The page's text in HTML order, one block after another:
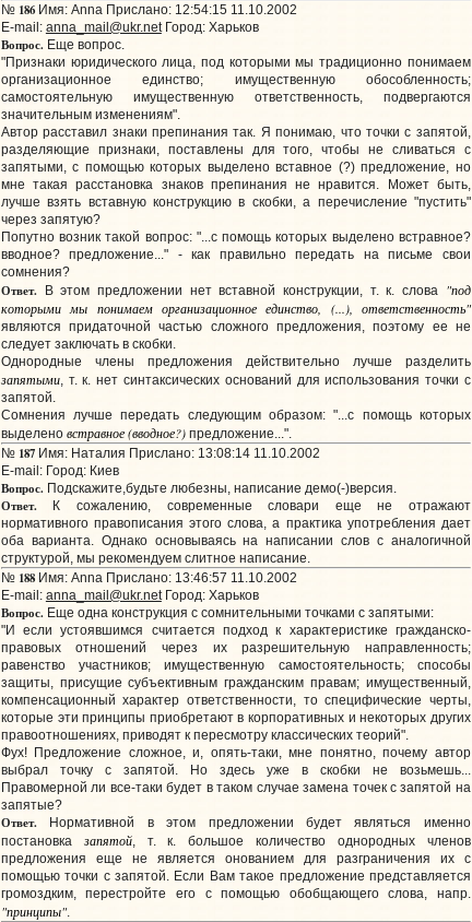
№ 186Имя: Anna Прислано: 12:54:15 11.10.2002
E-mail: anna_mail@ukr.netГород: Харьков
Вопрос.Еще вопрос.
"Признаки юридического лица, под которыми мы традиционно понимаем
организационное единство; имущественную обособленность;
самостоятельную имущественную ответственность, подвергаются
значительным изменениям".
Автор расставил знаки препинания так. Я понимаю, что точки с запятой,
разделяющие признаки, поставлены для того, чтобы не сливаться с
запятыми, с помощью которых выделено вставное (?) предложение, но
мне такая расстановка знаков препинания не нравится. Может быть,
лучше взять вставную конструкцию в скобки, а перечисление "пустить"
через запятую?
Попутно возник такой вопрос: "...с помощь которых выделено встравное?
вводное? предложение..." - как правильно передать на письме свои
сомнения?
Ответ.В этом предложении нет вставной конструкции, т. к. слова "под
которыми мы понимаем организационное единство, (...), ответственность"
являются придаточной частью сложного предложения, поэтому ее не
следует заключать в скобки.
Однородные члены предложения действительно лучше разделить
запятыми, т. к. нет синтаксических оснований для использования точки с
запятой.
Сомнения лучше передать следующим образом: "...с помощь которых
выделено встравное (вводное?)предложение...".
№ 187Имя: Наталия Прислано: 13:08:14 11.10.2002
E-mail: Город: Киев
Вопрос.Подскажите,будьте любезны, написание демо(-)версия.
Ответ.К сожалению, современные словари еще не отражают
нормативного правописания этого слова, а практика употребления дает
оба варианта. Однако основываясь на написании слов с аналогичной
структурой, мы рекомендуем слитное написание.
№ 188Имя: Anna Прислано: 13:46:57 11.10.2002
E-mail: anna_mail@ukr.netГород: Харьков
Вопрос.Еще одна конструкция с сомнительными точками с запятыми:
"И если устоявшимся считается подход к характеристике гражданско-
правовых отношений через их разрешительную направленность;
равенство участников; имущественную самостоятельность; способы
защиты, присущие субъективным гражданским правам; имущественный,
компенсационный характер ответственности, то специфические черты,
которые эти принципы приобретают в корпоративных и некоторых других
правоотношениях, приводят к пересмотру классических теорий".
Фух! Предложение сложное, и, опять-таки, мне понятно, почему автор
выбрал точку с запятой. Но здесь уже в скобки не возьмешь...
Правомерной ли все-таки будет в таком случае замена точек с запятой на
запятые?
Ответ.Нормативной в этом предложении будет являться именно
постановка запятой, т. к. большое количество однородных членов
предложения еще не является онованием для разграничения их с
помощью точки с запятой. Если Вам такое предложение представляется
громоздким, перестройте его с помощью обобщающего слова, напр.
"принципы".